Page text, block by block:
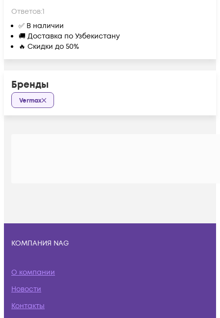
Ответов:1
✅ В наличии
🚚 Доставка по Узбекистану
🔥 Скидки до 50%
Бренды
Vermax
КОМПАНИЯ NAG
О компании
Новости
Контакты